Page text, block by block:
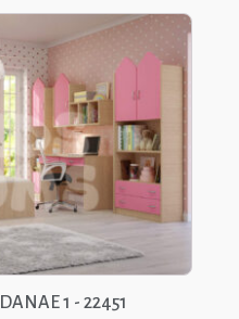
1 - 22451